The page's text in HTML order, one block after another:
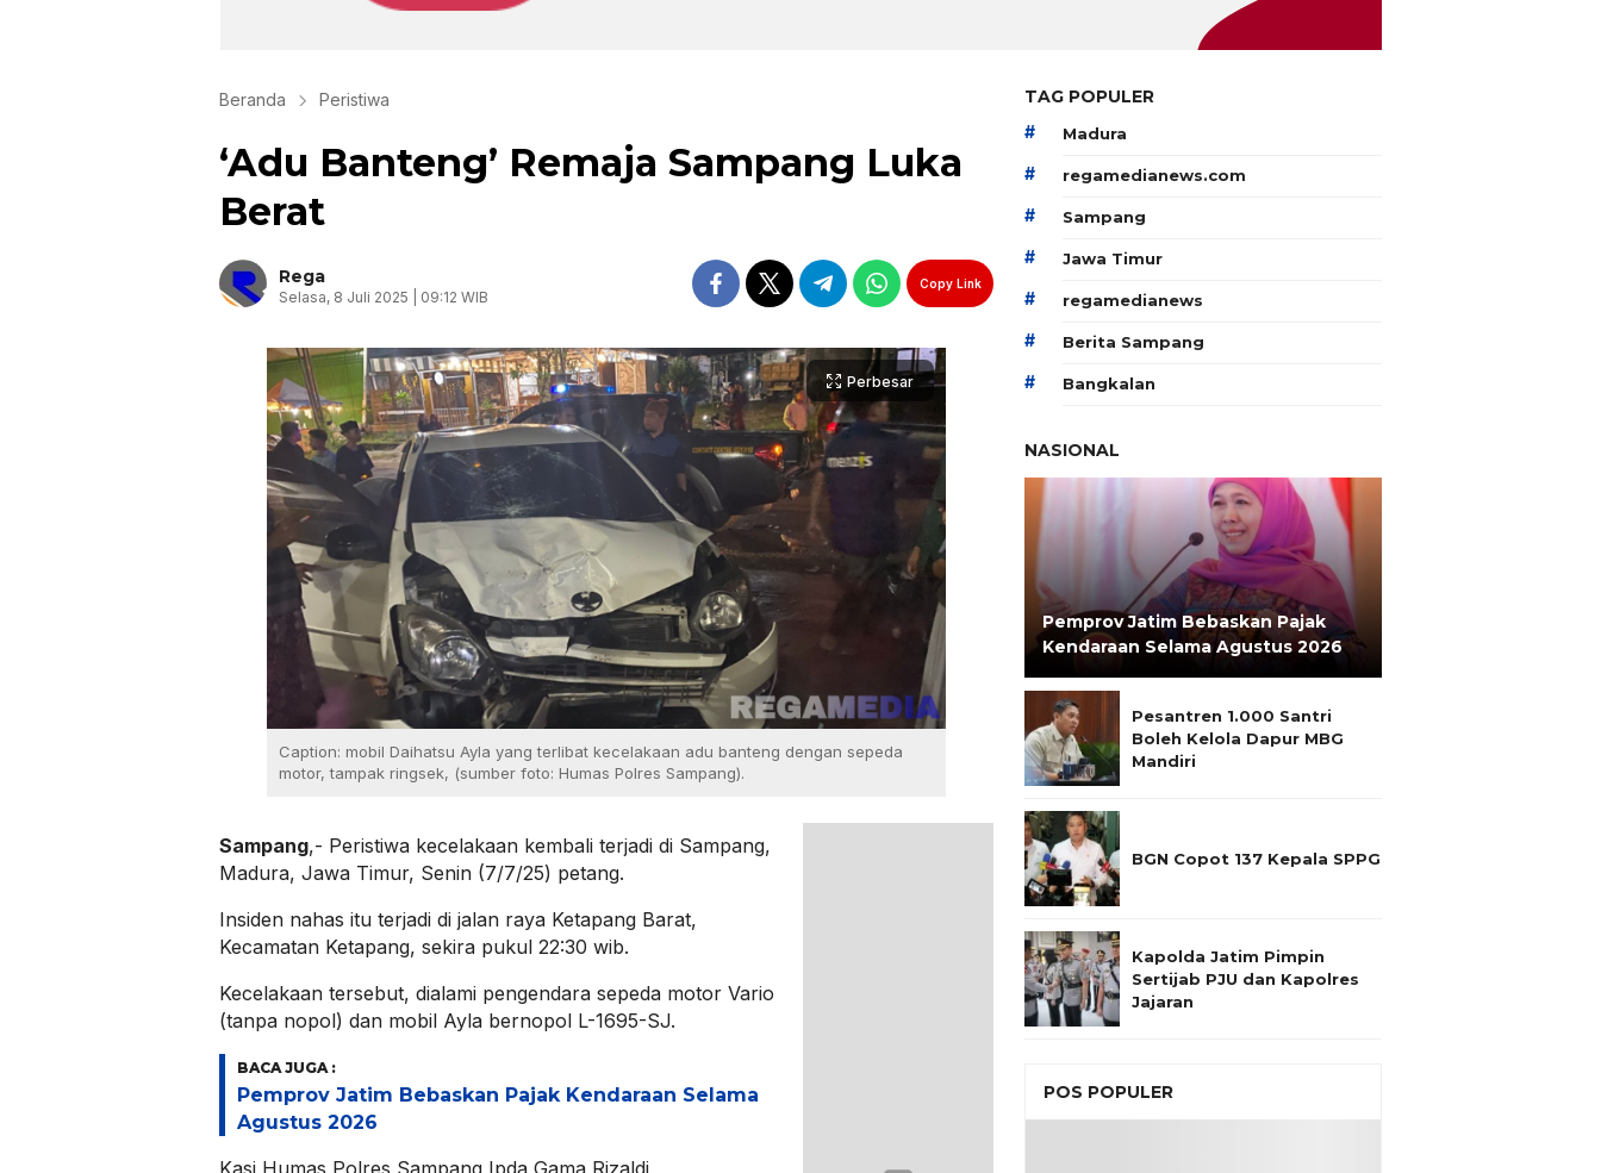
Beranda Peristiwa
‘Adu Banteng’ Remaja Sampang Luka
Berat
Rega
Selasa, 8 Juli 2025 | 09:12 WIB
Copy Link
Perbesar
Caption: mobil Daihatsu Ayla yang terlibat kecelakaan adu banteng dengan sepeda
motor, tampak ringsek, (sumber foto: Humas Polres Sampang).
Sampang,- Peristiwa kecelakaan kembali terjadi di Sampang,
Madura, Jawa Timur, Senin (7/7/25) petang.
Insiden nahas itu terjadi di jalan raya Ketapang Barat,
Kecamatan Ketapang, sekira pukul 22:30 wib.
Kecelakaan tersebut, dialami pengendara sepeda motor Vario
(tanpa nopol) dan mobil Ayla bernopol L-1695-SJ.
BACA JUGA :
Pemprov Jatim Bebaskan Pajak Kendaraan Selama
Agustus 2026
TAG POPULER
# Madura
# regamedianews.com
# Sampang
# Jawa Timur
# regamedianews
# Berita Sampang
# Bangkalan
NASIONAL
Pemprov Jatim Bebaskan Pajak
Kendaraan Selama Agustus 2026
Pesantren 1.000 Santri
Boleh Kelola Dapur MBG
Mandiri
BGN Copot 137 Kepala SPPG
Kapolda Jatim Pimpin
Sertijab PJU dan Kapolres
Jajaran
POS POPULER